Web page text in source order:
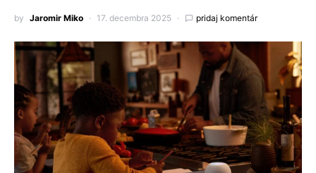
by Jaromir Miko 17. decembra 2025 pridaj komentár